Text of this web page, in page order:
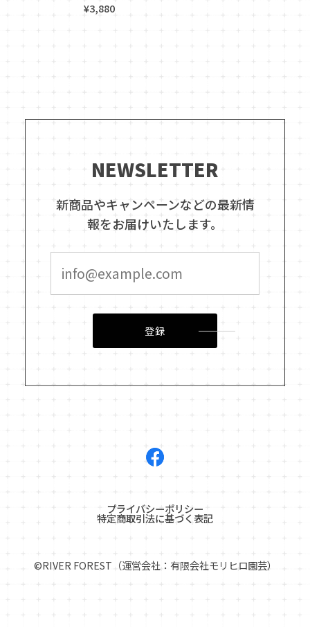
¥3,880
NEWSLETTER
新商品やキャンペーンなどの最新情
報をお届けいたします。
登録
プライバシーポリシー
特定商取引法に基づく表記
©︎RIVER FOREST（運営会社：有限会社モリヒロ園芸）